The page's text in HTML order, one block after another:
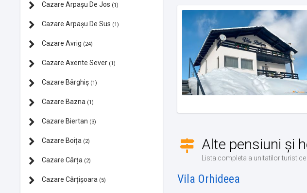
Cazare Arpașu De Jos (1)
Cazare Arpașu De Sus (1)
Cazare Avrig (24)
Cazare Axente Sever (1)
Cazare Bârghiș (1)
Cazare Bazna (1)
Cazare Biertan (3)
Cazare Boița (2)
Cazare Cârța (2)
Cazare Cârțișoara (5)
Alte pensiuni și
Lista completa a unitatilor
Vila Orhideea